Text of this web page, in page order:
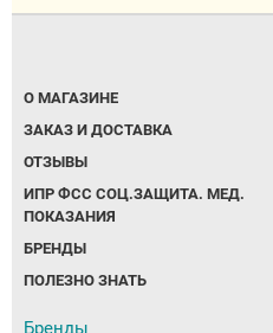
О МАГАЗИНЕ
ЗАКАЗ И ДОСТАВКА
ОТЗЫВЫ
ИПР ФСС СОЦ.ЗАЩИТА. МЕД.
ПОКАЗАНИЯ
БРЕНДЫ
ПОЛЕЗНО ЗНАТЬ
Бренды